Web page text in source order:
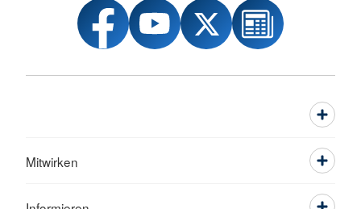
Mitwirken